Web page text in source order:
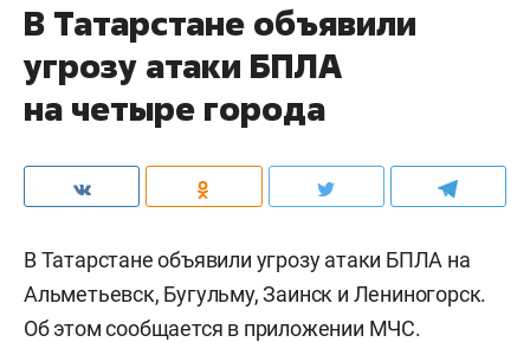
В Татарстане объявили
угрозу атаки БПЛА
на четыре города
В Татарстане объявили угрозу атаки БПЛА на
Альметьевск, Бугульму, Заинск и Лениногорск.
Об этом сообщается в приложении МЧС.